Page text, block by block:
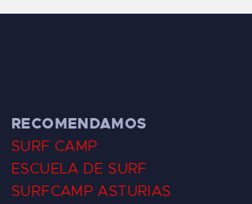
RECOMENDAMOS
SURF CAMP
ESCUELA DE SURF
SURFCAMP ASTURIAS